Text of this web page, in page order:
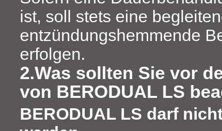
ist, soll stets eine
entzündungshemmende
erfolgen.
2.Was sollten Sie vor
von BERODUAL LS
BERODUAL LS darf